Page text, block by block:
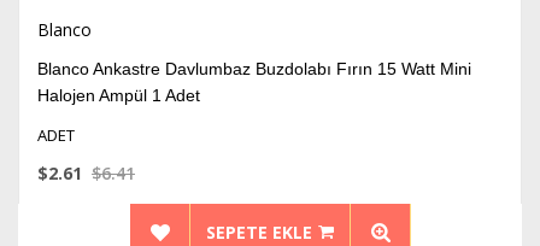
Blanco
Blanco Ankastre Davlumbaz Buzdolabı Fırın 15 Watt Mini
Halojen Ampül 1 Adet
ADET
$2.61 $6.41
SEPETE EKLE